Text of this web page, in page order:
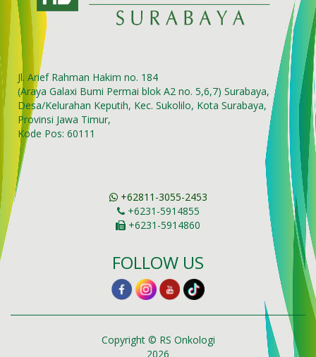
Jl. Arief Rahman Hakim no. 184
(Araya Galaxi Bumi Permai blok A2 no. 5,6,7) Surabaya,
Desa/Kelurahan Keputih, Kec. Sukolilo, Kota Surabaya,
Provinsi Jawa Timur,
Kode Pos: 60111
+62811-3055-2453
+6231-5914855
+6231-5914860
FOLLOW US
Copyright © RS Onkologi
2026